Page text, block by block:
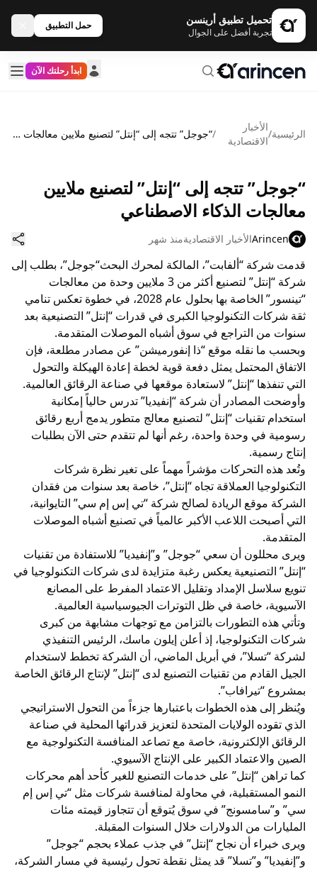
تحميل تطبيق أرينسن
تجربة أفضل على الجوال
حمل التطبيق
ابدأ رحلتك الآن
الرئيسية/
الأخبار
الاقتصادية
/ “جوجل” تتجه إلى “إنتل” لتصنيع ملايين معالجات الذكاء الاصطناعي
“جوجل” تتجه إلى “إنتل” لتصنيع ملايين
معالجات الذكاء الاصطناعي
Arincenالأخبار الاقتصاديةمنذ شهر
قدمت شركة “ألفابت”، المالكة لمحرك البحث“جوجل”، بطلب إلى
شركة “إنتل” لتصنيع أكثر من 3 ملايين وحدة من معالجات
“تينسور” الخاصة بها بحلول عام 2028، في خطوة تعكس تنامي
ثقة شركات التكنولوجيا الكبرى في قدرات “إنتل” التصنيعية بعد
سنوات من التراجع في سوق أشباه الموصلات المتقدمة.
وبحسب ما نقله موقع “ذا إنفورميشن” عن مصادر مطلعة، فإن
الاتفاق المحتمل يمثل دفعة قوية لخطة إعادة الهيكلة والتحول
التي تنفذها “إنتل” لاستعادة موقعها في صناعة الرقائق العالمية.
وأوضحت المصادر أن شركة “إنفيديا” تدرس حالياً إمكانية
استخدام تقنيات “إنتل” لتصنيع معالج متطور يدمج أربع رقائق
رسومية في وحدة واحدة، رغم أنها لم تتقدم حتى الآن بطلبات
إنتاج رسمية.
وتُعد هذه التحركات مؤشراً مهماً على تغير نظرة شركات
التكنولوجيا العملاقة تجاه “إنتل”، خاصة بعد سنوات من فقدان
الشركة موقع الريادة لصالح شركة “تي إس إم سي” التايوانية،
التي أصبحت اللاعب الأكبر عالمياً في تصنيع أشباه الموصلات
المتقدمة.
ويرى محللون أن سعي “جوجل” و”إنفيديا” للاستفادة من تقنيات
“إنتل” التصنيعية يعكس رغبة متزايدة لدى شركات التكنولوجيا في
تنويع سلاسل الإمداد وتقليل الاعتماد المفرط على المصانع
الآسيوية، خاصة في ظل التوترات الجيوسياسية العالمية.
وتأتي هذه التطورات بالتزامن مع توجهات مشابهة من كبرى
شركات التكنولوجيا، إذ أعلن إيلون ماسك، الرئيس التنفيذي
لشركة “تسلا”، في أبريل الماضي، أن الشركة تخطط لاستخدام
الجيل القادم من تقنيات التصنيع لدى “إنتل” لإنتاج الرقائق الخاصة
بمشروع “تيرافاب”.
ويُنظر إلى هذه الخطوات باعتبارها جزءاً من التحول الاستراتيجي
الذي تقوده الولايات المتحدة لتعزيز قدراتها المحلية في صناعة
الرقائق الإلكترونية، خاصة مع تصاعد المنافسة التكنولوجية مع
الصين والاعتماد الكبير على الإنتاج الآسيوي.
كما تراهن “إنتل” على خدمات التصنيع للغير كأحد أهم محركات
النمو المستقبلية، في محاولة لمنافسة شركات مثل “تي إس إم
سي” و”سامسونج” في سوق يُتوقع أن تتجاوز قيمته مئات
المليارات من الدولارات خلال السنوات المقبلة.
ويرى خبراء أن نجاح “إنتل” في جذب عملاء بحجم “جوجل”
و”إنفيديا” و”تسلا” قد يمثل نقطة تحول رئيسية في مسار الشركة،